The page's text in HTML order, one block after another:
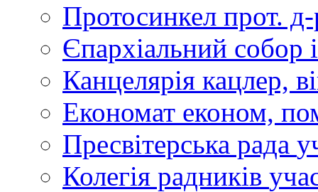
Протосинкел прот.
Єпархіальний собор
Канцелярія кацлер,
Економат економ,
Пресвітерська рада
Колегія радників